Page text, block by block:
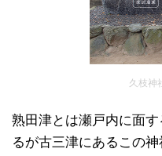
久枝神
熟田津とは瀬戸内に面
るが古三津にあるこの